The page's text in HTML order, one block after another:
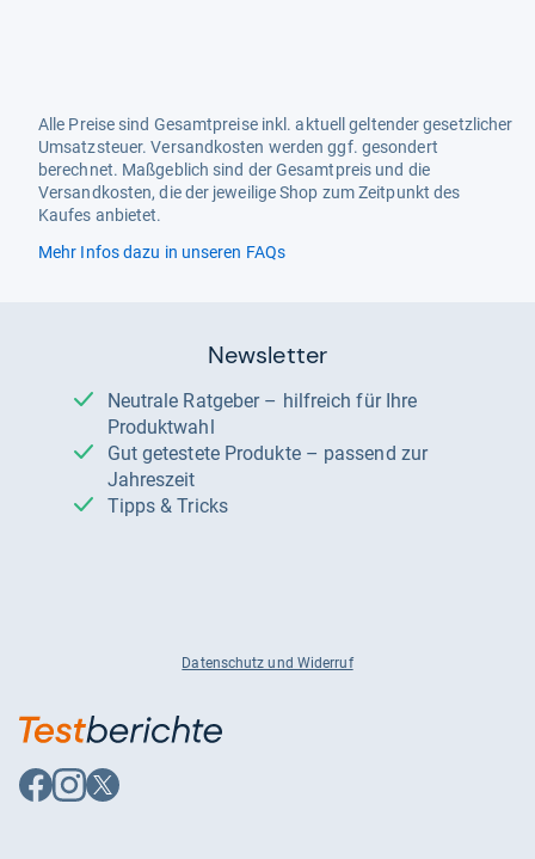
Alle Preise sind Gesamtpreise inkl. aktuell geltender gesetzlicher
Umsatzsteuer. Versandkosten werden ggf. gesondert
berechnet. Maßgeblich sind der Gesamtpreis und die
Versandkosten, die der jeweilige Shop zum Zeitpunkt des
Kaufes anbietet.
Mehr Infos dazu in unseren FAQs
Newsletter
Neutrale Ratgeber – hilfreich für Ihre
Produktwahl
Gut getestete Produkte – passend zur
Jahreszeit
Tipps & Tricks
Datenschutz und Widerruf
Auf
Facebook
Auf
Instagram
Auf
X